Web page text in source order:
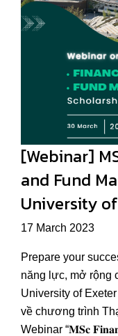
[Webinar]
and Fund
University
17 March 2023
Prepare your
năng lực, mở rộng
University of
về chương trình
Webinar “𝐌𝐒𝐜